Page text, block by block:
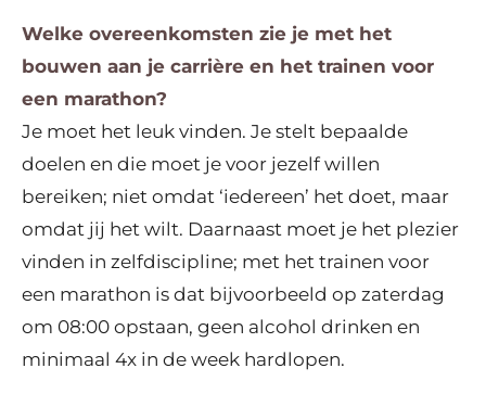
Welke overeenkomsten zie je met het
bouwen aan je carrière en het trainen voor
een marathon?
Je moet het leuk vinden. Je stelt bepaalde
doelen en die moet je voor jezelf willen
bereiken; niet omdat ‘iedereen’ het doet, maar
omdat jij het wilt. Daarnaast moet je het plezier
vinden in zelfdiscipline; met het trainen voor
een marathon is dat bijvoorbeeld op zaterdag
om 08:00 opstaan, geen alcohol drinken en
minimaal 4x in de week hardlopen.